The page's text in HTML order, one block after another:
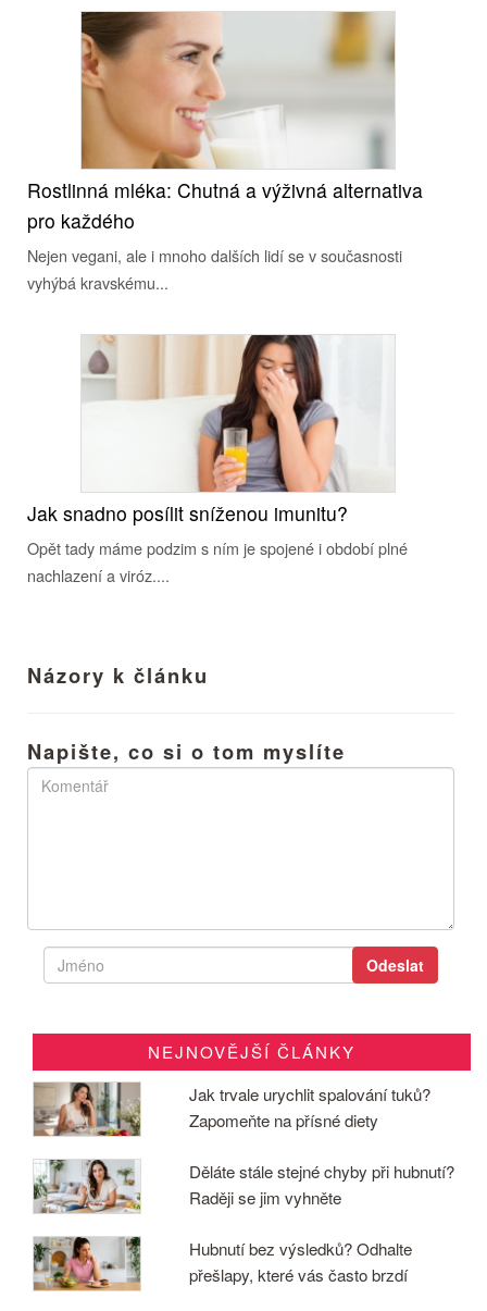
Rostlinná mléka: Chutná a výživná alternativa
pro každého
Nejen vegani, ale i mnoho dalších lidí se v současnosti
vyhýbá kravskému...
Jak snadno posílit sníženou imunitu?
Opět tady máme podzim s ním je spojené i období plné
nachlazení a viróz....
Názory k článku
Napište, co si o tom myslíte
NEJNOVĚJŠÍ ČLÁNKY
Jak trvale urychlit spalování tuků?
Zapomeňte na přísné diety
Děláte stále stejné chyby při hubnutí?
Raději se jim vyhněte
Hubnutí bez výsledků? Odhalte
přešlapy, které vás často brzdí